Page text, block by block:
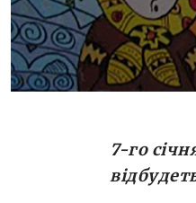
Різдвяної
вас не
Тих, хто
7-го